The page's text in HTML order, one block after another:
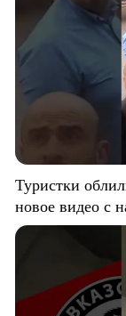
Туристки
новое видео с